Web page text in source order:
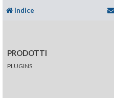
Indice
PRODOTTI
PLUGINS